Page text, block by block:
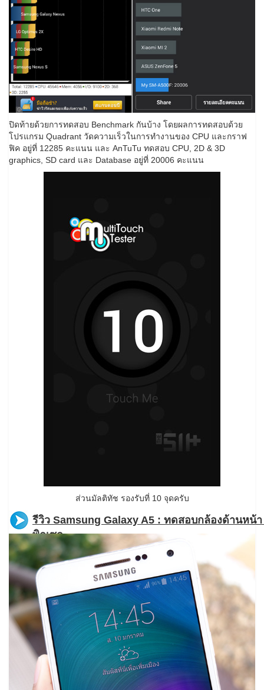
ปิดท้ายด้วยการทดสอบ Benchmark กันบ้าง โดยผลการทดสอบด้วย
โปรแกรม Quadrant วัดความเร็วในการทำงานของ CPU และกราฟ
ฟิค อยู่ที่ 12285 คะแนน และ AnTuTu ทดสอบ CPU, 2D & 3D
graphics, SD card และ Database อยู่ที่ 20006 คะแนน
ส่วนมัลติทัช รองรับที่ 10 จุดครับ
รีวิว Samsung Galaxy A5 : ทดสอบกล้องด้านหน้
พิกเซล